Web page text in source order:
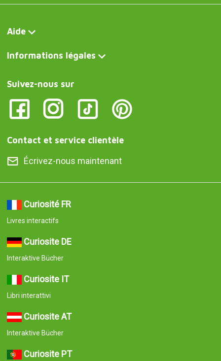
Aide
Informations légales
Suivez-nous sur
Contact et service clientèle
Écrivez-nous maintenant
Curiosité FR
Livres interactifs
Curiosite DE
Interaktive Bücher
Curiosite IT
Libri interattivi
Curiosite AT
Interaktive Bücher
Curiosite PT